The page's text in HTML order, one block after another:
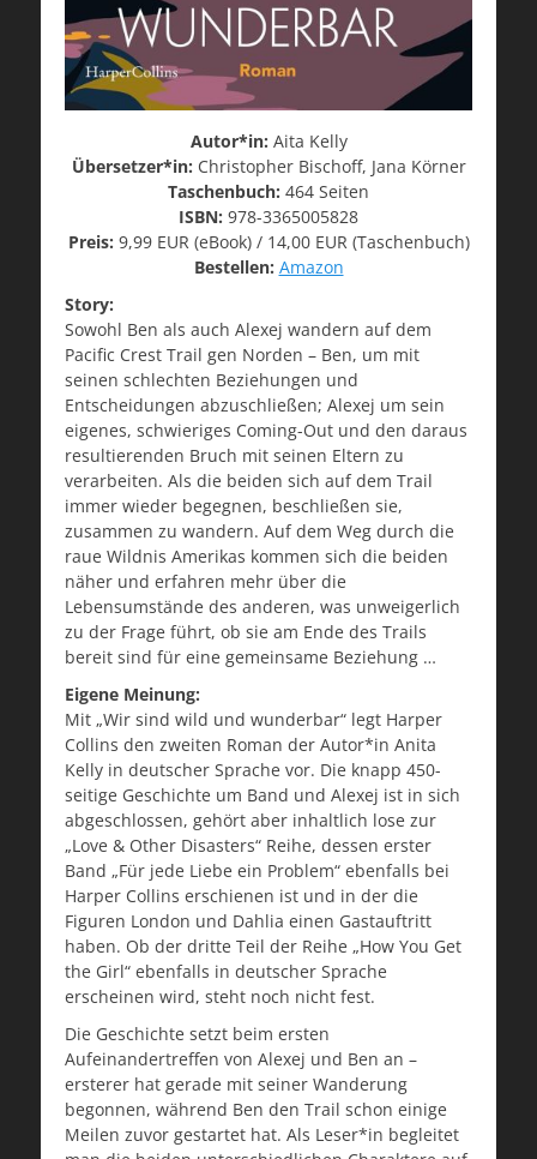
Autor*in: Aita Kelly
Übersetzer*in: Christopher Bischoff, Jana Körner
Taschenbuch: 464 Seiten
ISBN: 978-3365005828
Preis: 9,99 EUR (eBook) / 14,00 EUR (Taschenbuch)
Bestellen: Amazon
Story:
Sowohl Ben als auch Alexej wandern auf dem
Pacific Crest Trail gen Norden – Ben, um mit
seinen schlechten Beziehungen und
Entscheidungen abzuschließen; Alexej um sein
eigenes, schwieriges Coming-Out und den daraus
resultierenden Bruch mit seinen Eltern zu
verarbeiten. Als die beiden sich auf dem Trail
immer wieder begegnen, beschließen sie,
zusammen zu wandern. Auf dem Weg durch die
raue Wildnis Amerikas kommen sich die beiden
näher und erfahren mehr über die
Lebensumstände des anderen, was unweigerlich
zu der Frage führt, ob sie am Ende des Trails
bereit sind für eine gemeinsame Beziehung …
Eigene Meinung:
Mit „Wir sind wild und wunderbar“ legt Harper
Collins den zweiten Roman der Autor*in Anita
Kelly in deutscher Sprache vor. Die knapp 450-
seitige Geschichte um Band und Alexej ist in sich
abgeschlossen, gehört aber inhaltlich lose zur
„Love & Other Disasters“ Reihe, dessen erster
Band „Für jede Liebe ein Problem“ ebenfalls bei
Harper Collins erschienen ist und in der die
Figuren London und Dahlia einen Gastauftritt
haben. Ob der dritte Teil der Reihe „How You Get
the Girl“ ebenfalls in deutscher Sprache
erscheinen wird, steht noch nicht fest.
Die Geschichte setzt beim ersten
Aufeinandertreffen von Alexej und Ben an –
ersterer hat gerade mit seiner Wanderung
begonnen, während Ben den Trail schon einige
Meilen zuvor gestartet hat. Als Leser*in begleitet